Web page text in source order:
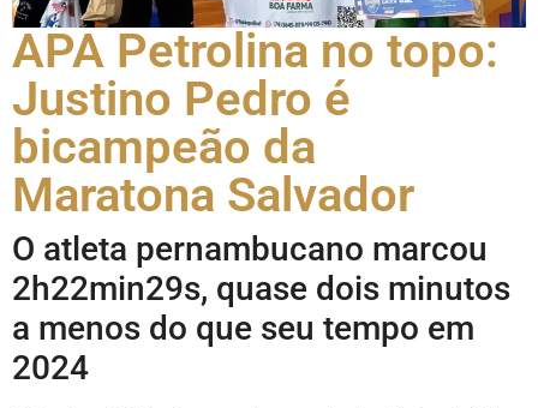
APA Petrolina no topo:
Justino Pedro é
bicampeão da
Maratona Salvador
O atleta pernambucano marcou
2h22min29s, quase dois minutos
a menos do que seu tempo em
2024